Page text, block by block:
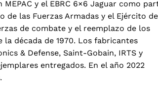
y el EBRC 6×6 Jaguar como
de las Fuerzas Armadas y el Ejército de
de combate y el reemplazo de los
década de 1970. Los fabricantes
& Defense, Saint-Gobain, IRTS y
entregados. En el año 2022